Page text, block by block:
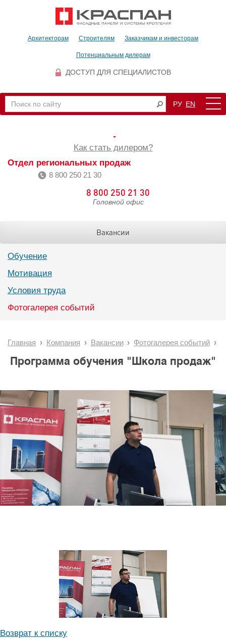
Архитекторам Строителям Заказчикам и инвесторам
Потенциальным дилерам
ДОСТУП ДЛЯ СПЕЦИАЛИСТОВ
РУ EN
Как стать дилером?
Отдел региональных продаж
8 800 250 21 30
8 800 250 21 30
Головной офис
Вакансии
Обучение
Мотивация
Условия труда
Фотогалерея событий
Главная Компания Вакансии Фотогалерея событий
Программа обучения "Школа продаж"
Возврат к списку